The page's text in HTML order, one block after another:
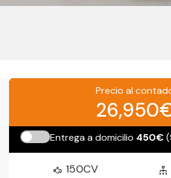
Precio al
Entrega a domicilio 450€
150CV